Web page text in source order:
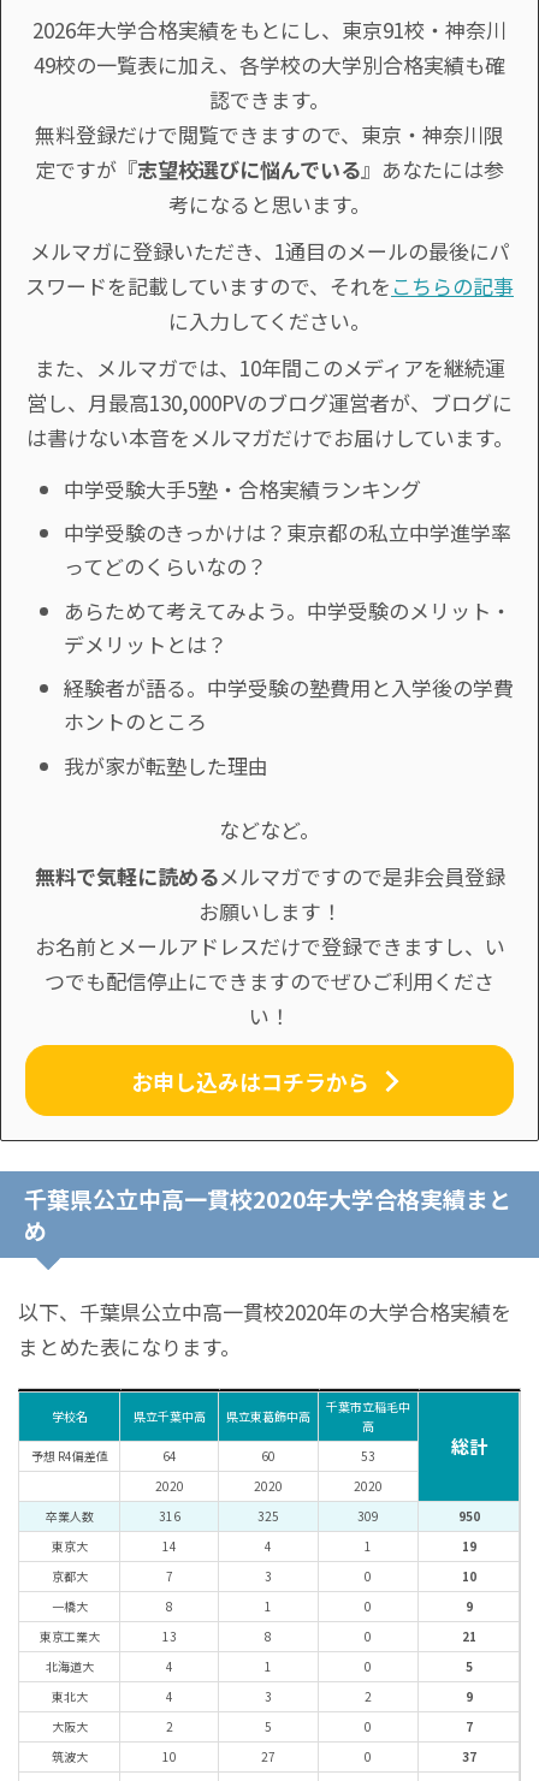
2026年大学合格実績をもとにし、東京91校・神奈川
49校の一覧表に加え、各学校の大学別合格実績も確
認できます。
無料登録だけで閲覧できますので、東京・神奈川限
定ですが『志望校選びに悩んでいる』あなたには参
考になると思います。
メルマガに登録いただき、1通目のメールの最後にパ
スワードを記載していますので、それを こちらの記事
に入力してください。
また、メルマガでは、10年間このメディアを継続運
営し、月最高130,000PVのブログ運営者が、ブログに
は書けない本音をメルマガだけでお届けしています。
中学受験大手5塾・合格実績ランキング
中学受験のきっかけは？東京都の私立中学進学率
ってどのくらいなの？
あらためて考えてみよう。中学受験のメリット・
デメリットとは？
経験者が語る。中学受験の塾費用と入学後の学費
ホントのところ
我が家が転塾した理由
などなど。
無料で気軽に読めるメルマガですので是非会員登録
お願いします！
お名前とメールアドレスだけで登録できますし、い
つでも配信停止にできますのでぜひご利用くださ
い！
お申し込みはコチラから
千葉県公立中高一貫校2020年大学合格実績まと
め
以下、千葉県公立中高一貫校2020年の大学合格実績を
まとめた表になります。
学校名 県立千葉中高 県立東葛飾中高
千葉市立稲毛中
高
総計
予想 R4偏差値 64 60
53
2020
2020
2020
卒業人数
316 325 309
950
東京大
14 4 1
19
京都大
7 3 0
10
一橋大
8 1 0
9
東京工業大
13 8 0
21
北海道大
4 1 0
5
東北大
4 3 2
9
大阪大
2 5 0
7
筑波大
10 27 0
37